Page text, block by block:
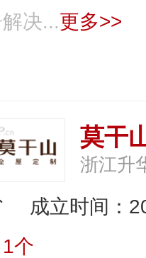
决...更多>>
莫干
成立时间：
1个